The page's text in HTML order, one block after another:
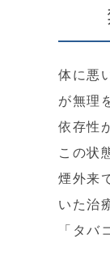
体に悪
が無理
依存性
この状
煙外来
いた治
「タバ